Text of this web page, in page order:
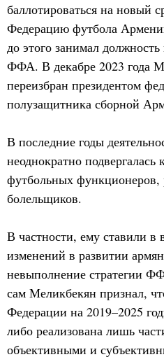
баллотироваться на новый
Федерацию футбола
до этого занимал должность
ФФА. В декабре 2023 года
переизбран президентом
полузащитника сборной
В последние годы
неоднократно
футбольных функционеров,
болельщиков.
В частности, ему ставили в
изменений в развитии
невыполнение стратегии
сам Меликбекян признал,
Федерации на 2019–2025
либо реализована лишь
объективными и